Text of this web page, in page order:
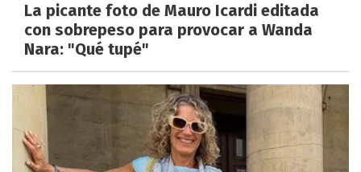
La picante foto de Mauro Icardi editada
con sobrepeso para provocar a Wanda
Nara: "Qué tupé"